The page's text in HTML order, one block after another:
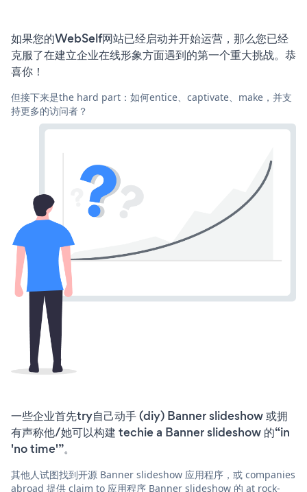
如果您的WebSelf网站已经启动并开始运营，那么您已经
克服了在建立企业在线形象方面遇到的第一个重大挑战。恭
喜你！
但接下来是the hard part：如何entice、captivate、make，并支
持更多的访问者？
一些企业首先try自己动手 (diy) Banner slideshow 或拥
有声称他/她可以构建 techie a Banner slideshow 的“in
'no time'”。
其他人试图找到开源 Banner slideshow 应用程序，或 companies
abroad 提供 claim to 应用程序 Banner slideshow 的 at rock-